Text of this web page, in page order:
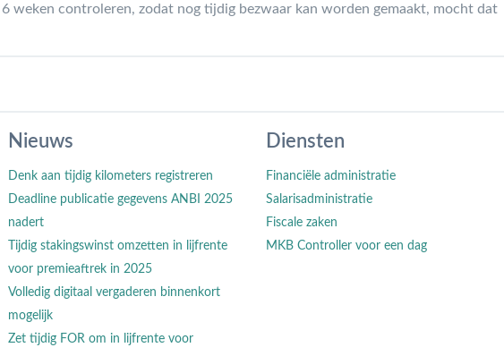
weken controleren, zodat nog tijdig bezwaar kan worden gemaakt, mocht dat
Nieuws
Denk aan tijdig kilometers registreren
Deadline publicatie gegevens ANBI 2025
nadert
Tijdig stakingswinst omzetten in lijfrente
voor premieaftrek in 2025
Volledig digitaal vergaderen binnenkort
mogelijk
Zet tijdig FOR om in lijfrente voor
Diensten
Financiële administratie
Salarisadministratie
Fiscale zaken
MKB Controller voor een dag